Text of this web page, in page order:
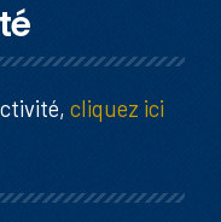
cliquez ici